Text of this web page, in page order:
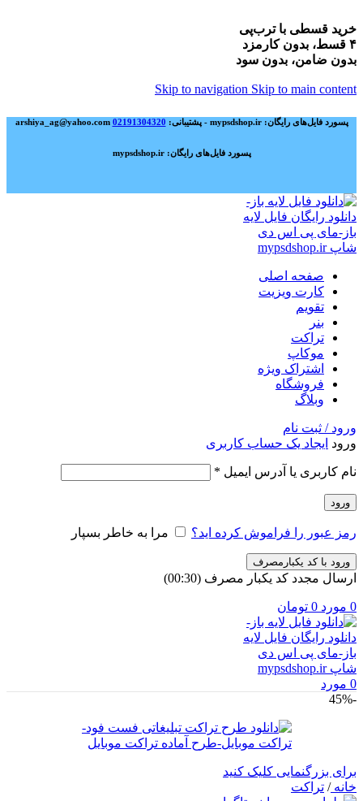
خرید قسطی با ترب‌پی
۴ قسط، بدون کارمزد
بدون ضامن، بدون سود
Skip to navigation Skip to main content
پسورد فایل‌های رایگان: mypsdshop.ir - پشتیبانی: arshiya_ag@yahoo.com 02191304320
پسورد فایل‌های رایگان: mypsdshop.ir
صفحه اصلی
کارت ویزیت
تقویم
بنر
تراکت
موکاپ
اشتراک ویژه
فروشگاه
وبلاگ
ورود / ثبت نام
ورود ایجاد یک حساب کاربری
نام کاربری یا آدرس ایمیل *
ورود
رمز عبور را فراموش کرده اید؟ مرا به خاطر بسپار
ورود با کد یکبارمصرف
ارسال مجدد کد یکبار مصرف (00:
30
)
0 مورد 0 تومان
0 مورد
-45%
برای بزرگنمایی کلیک کنید
خانه/ تراکت